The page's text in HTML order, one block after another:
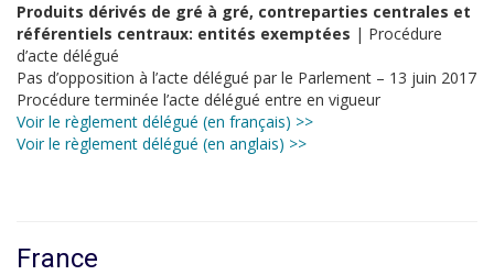
Produits dérivés de gré à gré, contreparties centrales et
référentiels centraux: entités exemptées | Procédure
d’acte délégué
Pas d’opposition à l’acte délégué par le Parlement – 13 juin 2017
Procédure terminée l’acte délégué entre en vigueur
Voir le règlement délégué (en français) >>
Voir le règlement délégué (en anglais) >>
France